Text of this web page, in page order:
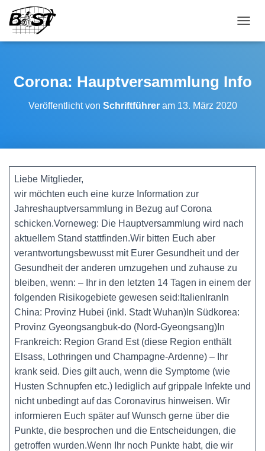
Corona: Hauptversammlung Info
Veröffentlicht von Schriftführeram 13. März 2020
Liebe Mitglieder,
wir möchten euch eine kurze Information zur
Jahreshauptversammlung in Bezug auf Corona
schicken.Vorneweg: Die Hauptversammlung wird nach
aktuellem Stand stattfinden.Wir bitten Euch aber
verantwortungsbewusst mit Eurer Gesundheit und der
Gesundheit der anderen umzugehen und zuhause zu
bleiben, wenn: – Ihr in den letzten 14 Tagen in einem der
folgenden Risikogebiete gewesen seid:ItalienIranIn
China: Provinz Hubei (inkl. Stadt Wuhan)In Südkorea:
Provinz Gyeongsangbuk-do (Nord-Gyeongsang)In
Frankreich: Region Grand Est (diese Region enthält
Elsass, Lothringen und Champagne-Ardenne) – Ihr
krank seid. Dies gilt auch, wenn die Symptome (wie
Husten Schnupfen etc.) lediglich auf grippale Infekte und
nicht unbedingt auf das Coronavirus hinweisen. Wir
informieren Euch später auf Wunsch gerne über die
Punkte, die besprochen und die Entscheidungen, die
getroffen wurden.Wenn Ihr noch Punkte habt, die wir